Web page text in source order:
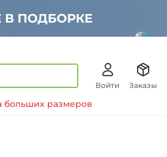
Войти Заказы
больших размеров